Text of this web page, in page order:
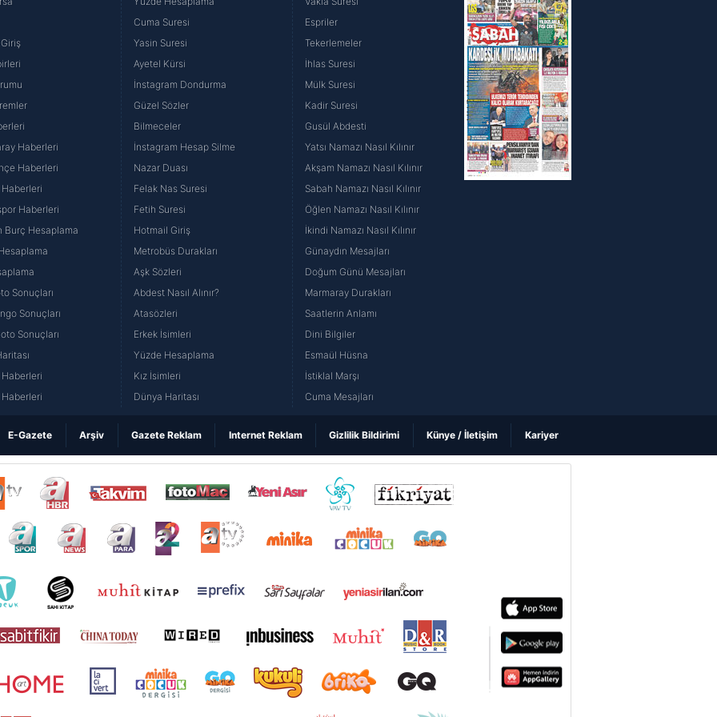
Haberleri
Haberleri
Haberleri
Burç Hesaplama
Sonuçları
Sonuçları
Sonuçları
Cuma Suresi
Yasin Suresi
Ayetel Kürsi
İnstagram Dondurma
Güzel Sözler
Bilmeceler
İnstagram Hesap Silme
Nazar Duası
Felak Nas Suresi
Fetih Suresi
Hotmail Giriş
Metrobüs Durakları
Aşk Sözleri
Abdest Nasıl Alınır?
Atasözleri
Erkek İsimleri
Yüzde Hesaplama
Kız İsimleri
Dünya Haritası
Espriler
Tekerlemeler
İhlas Suresi
Mülk Suresi
Kadir Suresi
Gusül Abdesti
Yatsı Namazı Nasıl Kılınır
Akşam Namazı Nasıl Kılınır
Sabah Namazı Nasıl Kılınır
Öğlen Namazı Nasıl Kılınır
İkindi Namazı Nasıl Kılınır
Günaydın Mesajları
Doğum Günü Mesajları
Marmaray Durakları
Saatlerin Anlamı
Dini Bilgiler
Esmaül Hüsna
İstiklal Marşı
Cuma Mesajları
E-Gazete Arşiv Gazete Reklam Internet Reklam Gizlilik Bildirimi Künye / İletişim Kariyer